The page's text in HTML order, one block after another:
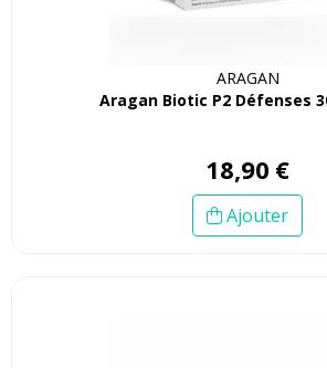
ARAGAN
Aragan Biotic P2 Défenses
18,90 €
Ajouter